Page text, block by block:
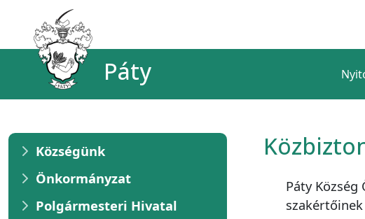
Páty
Községünk
Önkormányzat
Polgármesteri Hivatal
Páty